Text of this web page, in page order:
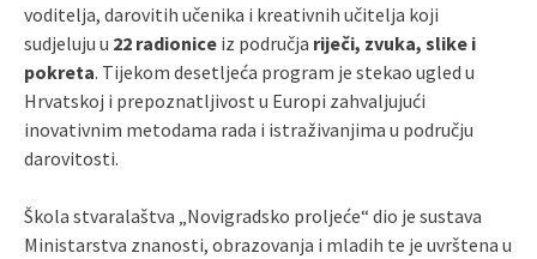
voditelja, darovitih učenika i kreativnih učitelja koji
sudjeluju u 22 radionice iz područja riječi, zvuka, slike i
pokreta. Tijekom desetljeća program je stekao ugled u
Hrvatskoj i prepoznatljivost u Europi zahvaljujući
inovativnim metodama rada i istraživanjima u području
darovitosti.
Škola stvaralaštva „Novigradsko proljeće“ dio je sustava
Ministarstva znanosti, obrazovanja i mladih te je uvrštena u